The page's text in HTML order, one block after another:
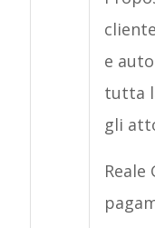
e
tutta
gli